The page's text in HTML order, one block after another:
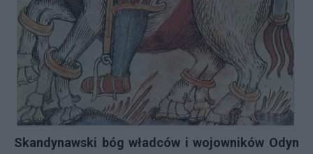
Skandynawski bóg władców i wojowników Odyn